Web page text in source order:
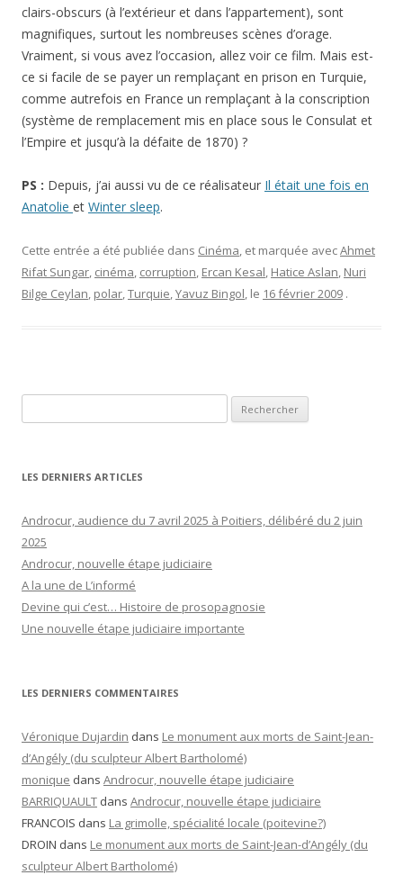
clairs-obscurs (à l’extérieur et dans l’appartement), sont
magnifiques, surtout les nombreuses scènes d’orage.
Vraiment, si vous avez l’occasion, allez voir ce film. Mais est-
ce si facile de se payer un remplaçant en prison en Turquie,
comme autrefois en France un remplaçant à la conscription
(système de remplacement mis en place sous le Consulat et
l’Empire et jusqu’à la défaite de 1870) ?
PS : Depuis, j’ai aussi vu de ce réalisateur Il était une fois en
Anatolie et Winter sleep.
Cette entrée a été publiée dans Cinéma, et marquée avecAhmet
Rifat Sungar, cinéma, corruption, Ercan Kesal, Hatice Aslan, Nuri
Bilge Ceylan, polar,Turquie,Yavuz Bingol, le 16 février 2009 .
LES DERNIERS ARTICLES
Androcur, audience du 7 avril 2025 à Poitiers, délibéré du 2 juin
2025
Androcur, nouvelle étape judiciaire
A la une de L’informé
Devine qui c’est… Histoire de prosopagnosie
Une nouvelle étape judiciaire importante
LES DERNIERS COMMENTAIRES
Véronique Dujardin dans Le monument aux morts de Saint-Jean-
d’Angély (du sculpteur Albert Bartholomé)
monique dans Androcur, nouvelle étape judiciaire
BARRIQUAULT dans Androcur, nouvelle étape judiciaire
FRANCOIS dans La grimolle, spécialité locale (poitevine?)
DROIN dans Le monument aux morts de Saint-Jean-d’Angély (du
sculpteur Albert Bartholomé)